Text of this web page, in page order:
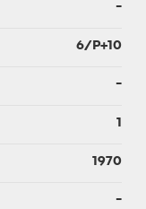
-
6/P+10
-
1
1970
-